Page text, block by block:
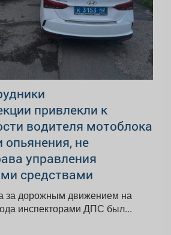
привлекли к
водителя мотоблока
не
управления
средствами
за дорожным движением на
инспекторами ДПС был...